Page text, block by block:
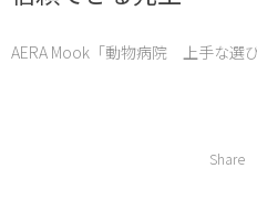
AERA Mook「動物病院 上手な選
Share